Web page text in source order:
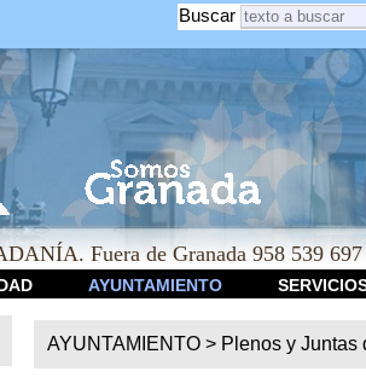
Buscar
Fuera de Granada 958 539 697
AYUNTAMIENTO
AYUNTAMIENTO > Plenos y Juntas